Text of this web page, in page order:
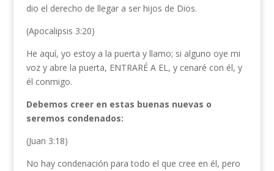
dio el derecho de llegar a ser hijos de Dios.
(Apocalipsis 3:20)
He aquí, yo estoy a la puerta y llamo; si alguno oye mi
voz y abre la puerta, ENTRARÉ A EL, y cenaré con él, y
él conmigo.
Debemos creer en estas buenas nuevas o
seremos condenados:
(Juan 3:18)
No hay condenación para todo el que cree en él, pero